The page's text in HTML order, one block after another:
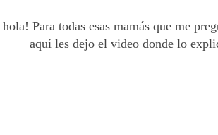
hola! Para todas esas mamás que me
aquí les dejo el video donde lo